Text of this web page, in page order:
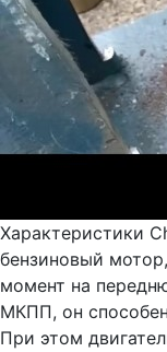
Характеристики
бензиновый
момент на
МКПП, он
При этом